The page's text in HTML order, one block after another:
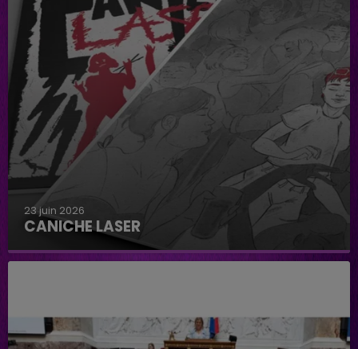
23 juin 2026
CANICHE LASER
Caniche Laser